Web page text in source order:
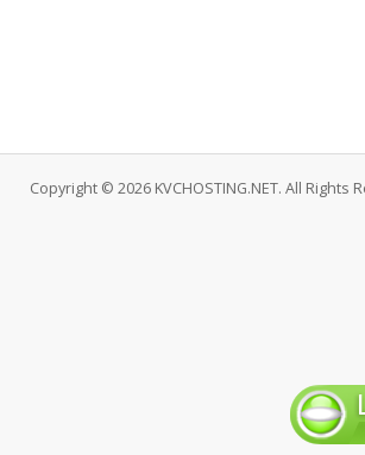
Copyright © 2026 KVCHOSTING.NET. All Rights